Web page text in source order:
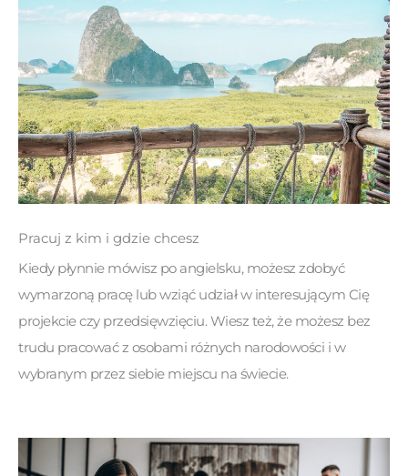
Pracuj z kim i gdzie chcesz
Kiedy płynnie mówisz po angielsku, możesz zdobyć
wymarzoną pracę lub wziąć udział w interesującym Cię
projekcie czy przedsięwzięciu. Wiesz też, że możesz bez
trudu pracować z osobami różnych narodowości i w
wybranym przez siebie miejscu na świecie.